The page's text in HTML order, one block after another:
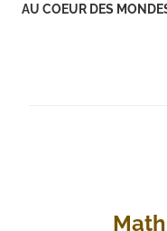
AU COEUR DES